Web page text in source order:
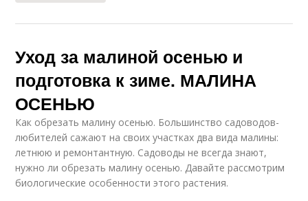
Уход за малиной осенью и
подготовка к зиме. МАЛИНА
ОСЕНЬЮ
Как обрезать малину осенью. Большинство садоводов-
любителей сажают на своих участках два вида малины:
летнюю и ремонтантную. Садоводы не всегда знают,
нужно ли обрезать малину осенью. Давайте рассмотрим
биологические особенности этого растения.